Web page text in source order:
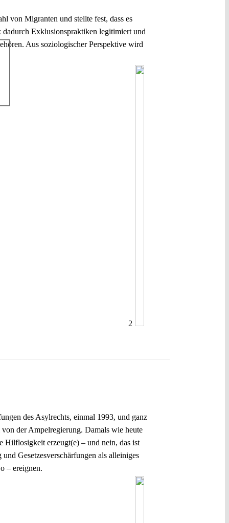
von Migranten und stellte fest, dass es
dadurch Exklusionspraktiken legitimiert und
Aus soziologischer Perspektive wird
2
des Asylrechts, einmal 1993, und ganz
der Ampelregierung. Damals wie heute
Hilflosigkeit erzeugt(e) – und nein, das ist
Gesetzesverschärfungen als alleiniges
– ereignen.